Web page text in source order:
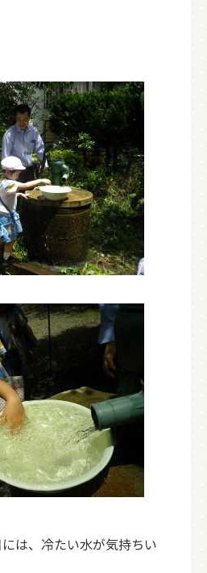
は、冷たい水が気持ちい